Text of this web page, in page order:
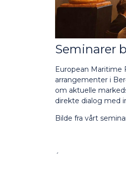
Seminarer
European Maritime
arrangementer i
om aktuelle
direkte dialog med
Bilde fra vårt
´